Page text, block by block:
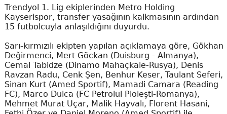
Trendyol 1. Lig ekiplerinden Metro Holding
Kayserispor, transfer yasağının kalkmasının ardından
15 futbolcuyla anlaşıldığını duyurdu.
Sarı-kırmızılı ekipten yapılan açıklamaya göre, Gökhan
Değirmenci, Mert Göckan (Duisburg - Almanya),
Cemal Tabidze (Dinamo Mahaçkale-Rusya), Denis
Ravzan Radu, Cenk Şen, Benhur Keser, Taulant Seferi,
Sinan Kurt (Amed Sportif), Mamadi Camara (Reading
FC), Marco Dulca (FC Petrolul Ploiești-Romanya),
Mehmet Murat Uçar, Malik Hayvalı, Florent Hasani,